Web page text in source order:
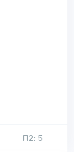
П2: 5